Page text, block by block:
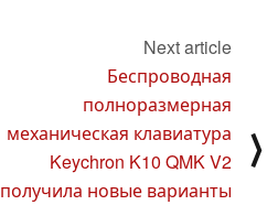
Next article
Беспроводная
полноразмерная
механическая клавиатура
Keychron K10 QMK V2
получила новые варианты
⟩